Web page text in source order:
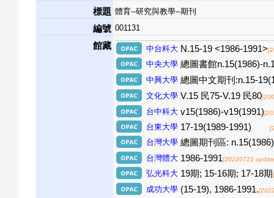
標題 體育--研究與教學--期刊
編號 001131
館藏 中台科大 N.15-19 <1986-1991>
中央大學 總圖書館n.15(1986)-
中興大學 總圖中文期刊:n.15-
文化大學 V.15 民75-V.19 民80
台中科大 v15(1986)-v19(1991)
台東大學 17-19(1989-1991)
台灣大學 總圖期刊區:
台灣體大 1986-1991[20220721
弘光科大 19期; 15-16期; 17-18期
成功大學 (15-19), 1986-1991.